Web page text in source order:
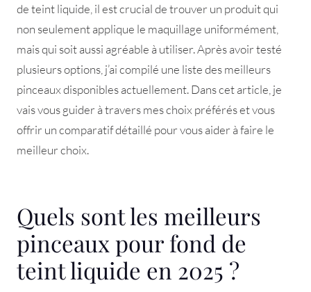
de teint liquide, il est crucial de trouver un produit qui
non seulement applique le maquillage uniformément,
mais qui soit aussi agréable à utiliser. Après avoir testé
plusieurs options, j’ai compilé une liste des meilleurs
pinceaux disponibles actuellement. Dans cet article, je
vais vous guider à travers mes choix préférés et vous
offrir un comparatif détaillé pour vous aider à faire le
meilleur choix.
Quels sont les meilleurs
pinceaux pour fond de
teint liquide en 2025 ?